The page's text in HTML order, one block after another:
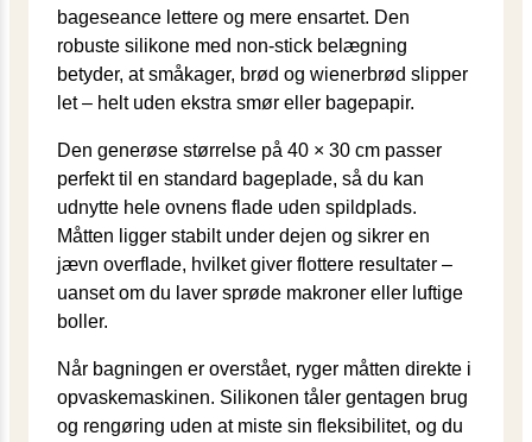
bageseance lettere og mere ensartet. Den
robuste silikone med non-stick belægning
betyder, at småkager, brød og wienerbrød slipper
let – helt uden ekstra smør eller bagepapir.
Den generøse størrelse på 40 × 30 cm passer
perfekt til en standard bageplade, så du kan
udnytte hele ovnens flade uden spildplads.
Måtten ligger stabilt under dejen og sikrer en
jævn overflade, hvilket giver flottere resultater –
uanset om du laver sprøde makroner eller luftige
boller.
Når bagningen er overstået, ryger måtten direkte i
opvaskemaskinen. Silikonen tåler gentagen brug
og rengøring uden at miste sin fleksibilitet, og du